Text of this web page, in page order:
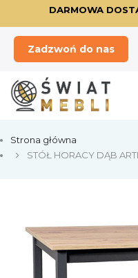
DARMOWA
Zadzwoń do nas
Strona główna
STÓŁ HORACY DĄB